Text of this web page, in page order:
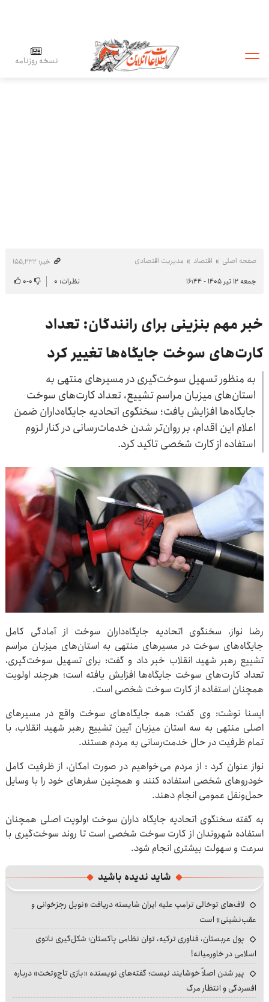
نسخه روزنامه
صفحه اصلی اقتصاد مدیریت اقتصادی
خبر: ۱۵۵٬۲۳۲
جمعه ۱۲ تیر ۱۴۰۵ - ۱۶:۴۴
نظرات: ۰ ۰-۰
خبر مهم بنزینی برای رانندگان: تعداد
کارت‌های سوخت جایگاه‌ها تغییر کرد
به منظور تسهیل سوخت‌گیری در مسیرهای منتهی به
استان‌های میزبان مراسم تشییع، تعداد کارت‌های سوخت
جایگاه‌ها افزایش یافت؛ سخنگوی اتحادیه جایگاه‌داران ضمن
اعلام این اقدام، بر روان‌تر شدن خدمات‌رسانی در کنار لزوم
استفاده از کارت شخصی تاکید کرد.
رضا نواز، سخنگوی اتحادیه جایگاه‌داران سوخت از آمادگی کامل
جایگاه‌های سوخت در مسیرهای منتهی به استان‌های میزبان مراسم
تشییع رهبر شهید انقلاب خبر داد و گفت: برای تسهیل سوخت‌گیری،
تعداد کارت‌های سوخت جایگاه‌ها افزایش یافته است؛ هرچند اولویت
همچنان استفاده از کارت سوخت شخصی است.
ایسنا نوشت: وی گفت: همه جایگاه‌های سوخت واقع در مسیرهای
اصلی منتهی به سه استان میزبان آیین تشییع رهبر شهید انقلاب، با
تمام ظرفیت در حال خدمت‌رسانی به مردم هستند.
نواز عنوان کرد : از مردم می‌خواهیم در صورت امکان، از ظرفیت کامل
خودروهای شخصی استفاده کنند و همچنین سفرهای خود را با وسایل
حمل‌ونقل عمومی انجام دهند.
به گفته سخنگوی اتحادیه جایگاه داران سوخت اولویت اصلی همچنان
استفاده شهروندان از کارت سوخت شخصی است تا روند سوخت‌گیری با
سرعت و سهولت بیشتری انجام شود.
شاید ندیده باشید
لاف‌های توخالی ترامپ علیه ایران شایسته دریافت «نوبل رجزخوانی و
عقب‌نشینی» است
پول عربستان، فناوری ترکیه، توان نظامی پاکستان؛ شکل‌گیری ناتوی
اسلامی در خاورمیانه!
پیر شدن اصلاً خوشایند نیست؛ گفته‌های نویسنده «بازی تاج‌وتخت» درباره
افسردگی و انتظار مرگ